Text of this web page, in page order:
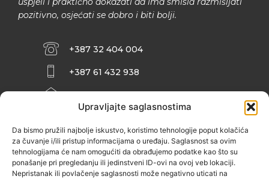
Upravljajte saglasnostima
Da bismo pružili najbolje iskustvo, koristimo tehnologije poput kolačića
za čuvanje i/ili pristup informacijama o uređaju. Saglasnost sa ovim
tehnologijama će nam omogućiti da obrađujemo podatke kao što su
ponašanje pri pregledanju ili jedinstveni ID-ovi na ovoj veb lokaciji.
Nepristanak ili povlačenje saglasnosti može negativno uticati na
pozitivno, osjećati se dobro i biti bolji.
+387 32 404 004
+387 61 432 938
INFO@ZENIT.BA
ZENIČANKA, 3. SPRAT), 72000 ZENICA